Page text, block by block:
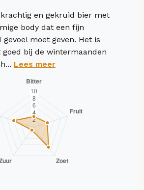
krachtig en gekruid bier met
body dat een fijn
moet geven. Het is
goed bij de wintermaanden
Lees meer